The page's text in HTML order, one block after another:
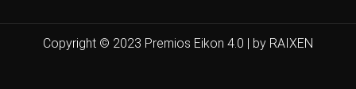
Copyright © 2023 Premios Eikon 4.0 | by RAIXEN